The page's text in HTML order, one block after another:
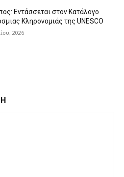
Εντάσσεται στον Κατάλογο
Κληρονομιάς της UNESCO
2026